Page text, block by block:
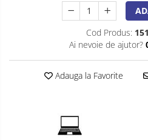
Cod Produs:
Ai nevoie de ajutor?
Adauga la Favorite